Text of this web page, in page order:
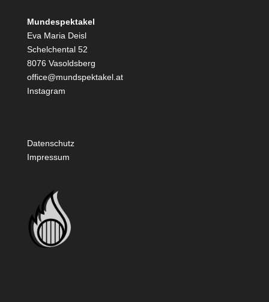
Mundespektakel
Eva Maria Deisl
Schelchental 52
8076 Vasoldsberg
office@mundspektakel.at
Instagram
Datenschutz
Impressum